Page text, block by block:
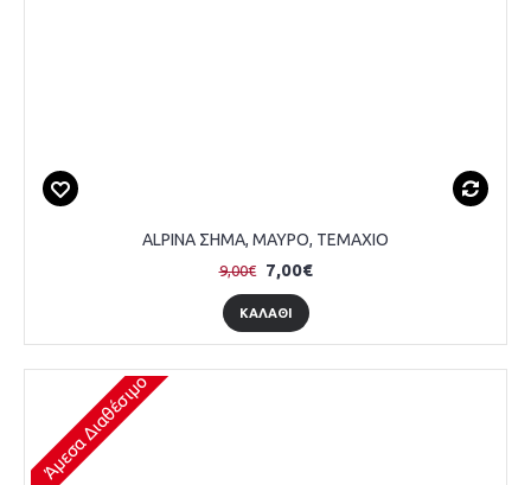
ALPINA ΣΗΜΑ, ΜΑΥΡΟ, ΤΕΜΑΧΙΟ
9,00€ 7,00€
ΚΑΛΆΘΙ
Άμεσα Διαθέσιμο